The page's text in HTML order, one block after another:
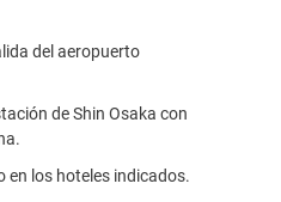
del aeropuerto
de Shin Osaka con
en los hoteles indicados.